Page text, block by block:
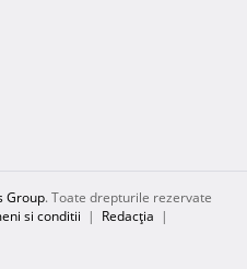
Group. Toate drepturile rezervate
si conditii | Redacţia |